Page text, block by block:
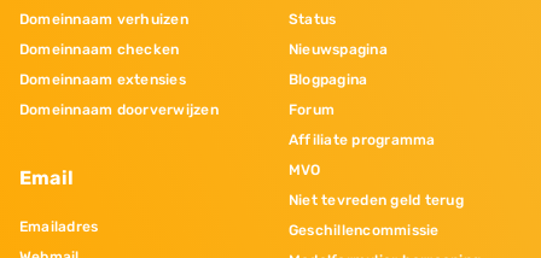
Domeinnaam verhuizen
Domeinnaam checken
Domeinnaam extensies
Domeinnaam doorverwijzen
Email
Emailadres
Status
Nieuwspagina
Blogpagina
Forum
Affiliate programma
MVO
Niet tevreden geld terug
Geschillencommissie